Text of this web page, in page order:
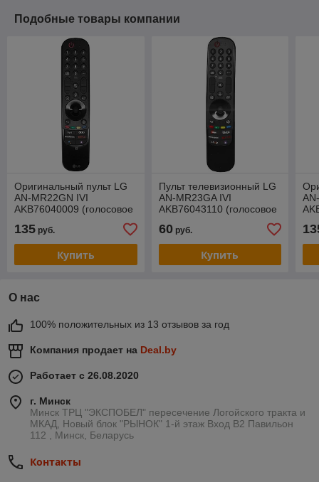
Подобные товары компании
Оригинальный пульт LG
AN-MR22GN IVI
AKB76040009 (голосовое
управление, управление
мышкой)
135 руб.
Купить
Пульт телевизионный LG
AN-MR23GA IVI
AKB76043110 (голосовое
управление, управление
мышкой)
60руб.
Купить
О нас
100% положительных из 13 отзывов за год
Компания продает на Deal.by
Работает с 26.08.2020
г. Минск
Минск ТРЦ "ЭКСПОБЕЛ" пересечение Логойского тракта и
МКАД, Новый блок "РЫНОК" 1-й этаж Вход B2 Павильон
112 , Минск, Беларусь
Контакты